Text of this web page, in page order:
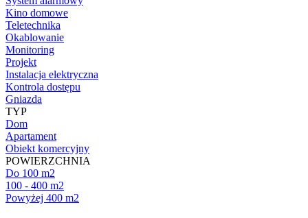
Kino domowe
Teletechnika
Okablowanie
Monitoring
Projekt
Instalacja elektryczna
Kontrola dostępu
Gniazda
TYP
Dom
Apartament
Obiekt komercyjny
POWIERZCHNIA
Do 100 m2
100 - 400 m2
Powyżej 400 m2